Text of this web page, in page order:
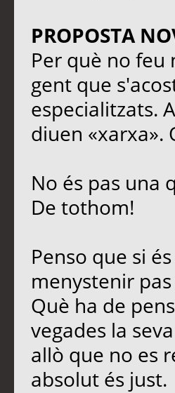
PROPOSTA
Per què no feu
gent que
especialitzats.
diuen «xarxa».
No és pas una
De tothom!
Penso que si
menystenir
Què ha de
vegades la
allò que no es
absolut és just.